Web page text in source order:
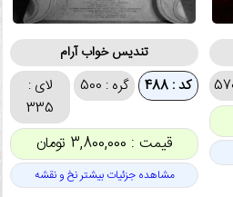
تندیس خواب آرام
کد : 488 گره : 500
لای :
335
قیمت : 3,800,000 تومان
مشاهده جزئیات بیشتر نخ و نقشه